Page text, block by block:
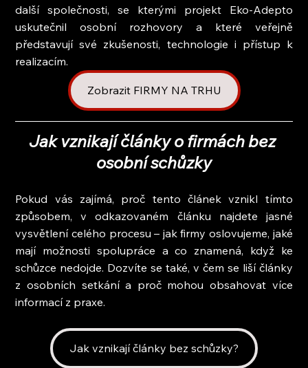
další společnosti, se kterými projekt Eko-Adepto
uskutečnil osobní rozhovory a které veřejně
představují své zkušenosti, technologie i přístup k
realizacím.
Zobrazit FIRMY NA TRHU
Jak vznikají články o firmách bez
osobní schůzky
Pokud vás zajímá, proč tento článek vznikl tímto
způsobem, v odkazovaném článku najdete jasné
vysvětlení celého procesu – jak firmy oslovujeme, jaké
mají možnosti spolupráce a co znamená, když ke
schůzce nedojde. Dozvíte se také, v čem se liší články
z osobních setkání a proč mohou obsahovat více
informací z praxe.
Jak vznikají články bez schůzky?